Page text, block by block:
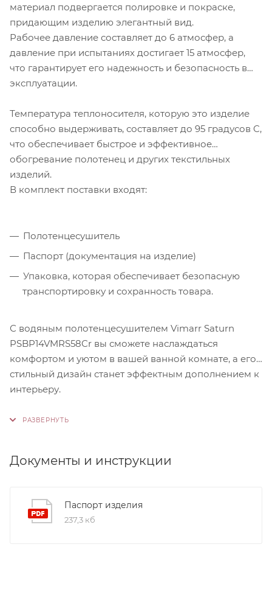
материал подвергается полировке и покраске,
придающим изделию элегантный вид.
Рабочее давление составляет до 6 атмосфер, а
давление при испытаниях достигает 15 атмосфер,
что гарантирует его надежность и безопасность в
эксплуатации.
Температура теплоносителя, которую это изделие
способно выдерживать, составляет до 95 градусов C,
что обеспечивает быстрое и эффективное
обогревание полотенец и других текстильных
изделий.
В комплект поставки входят:
Полотенцесушитель
Паспорт (документация на изделие)
Упаковка, которая обеспечивает безопасную
транспортировку и сохранность товара.
С водяным полотенцесушителем Vimarr Saturn
PSBP14VMRS58Cr вы сможете наслаждаться
комфортом и уютом в вашей ванной комнате, а его
стильный дизайн станет эффектным дополнением к
интерьеру.
Документы и инструкции
Паспорт изделия
237,3 кб